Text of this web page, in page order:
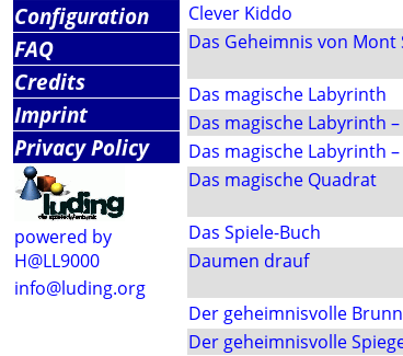
Configuration
FAQ
Credits
Imprint
Privacy Policy
powered by
H@LL9000
info@luding.org
Clever Kiddo
Das Geheimnis von Mont
Das magische Labyrinth
Das magische Labyrinth
Das magische Labyrinth
Das magische Quadrat
Das Spiele-Buch
Daumen drauf
Der geheimnisvolle
Der geheimnisvolle